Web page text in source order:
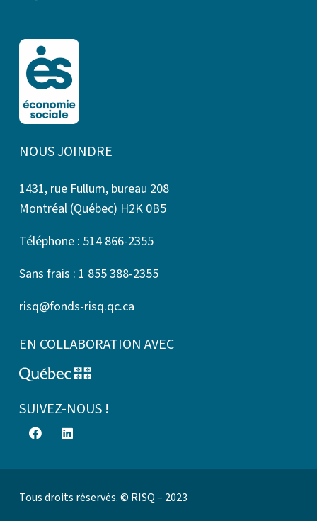
NOUS JOINDRE
1431, rue Fullum, bureau 208
Montréal (Québec) H2K 0B5
Téléphone : 514 866-2355
Sans frais : 1 855 388-2355
risq@fonds-risq.qc.ca
EN COLLABORATION AVEC
SUIVEZ-NOUS !
Tous droits réservés. © RISQ – 2023